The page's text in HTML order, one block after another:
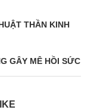
THẦN KINH
GÂY MÊ HỒI SỨC